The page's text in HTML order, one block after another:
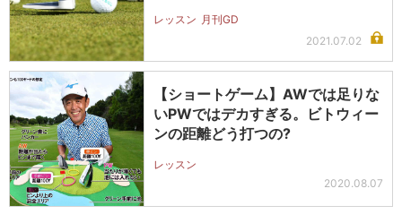
レッスン 月刊GD
2021.07.02
【ショートゲーム】AWでは足りな
いPWではデカすぎる。ビトウィー
ンの距離どう打つの?
レッスン
2020.08.07